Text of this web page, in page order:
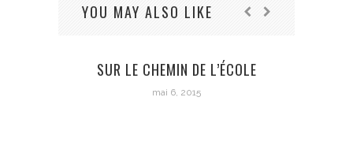
YOU MAY ALSO LIKE
SUR LE CHEMIN DE L’ÉCOLE
mai 6, 2015